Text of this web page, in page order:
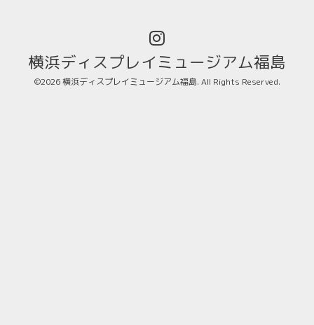
横浜ディスプレイミュージアム福島
©2026横浜ディスプレイミュージアム福島. All Rights Reserved.